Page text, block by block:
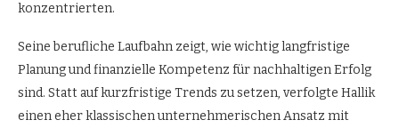
konzentrierten.
Seine berufliche Laufbahn zeigt, wie wichtig langfristige
Planung und finanzielle Kompetenz für nachhaltigen Erfolg
sind. Statt auf kurzfristige Trends zu setzen, verfolgte Hallik
einen eher klassischen unternehmerischen Ansatz mit